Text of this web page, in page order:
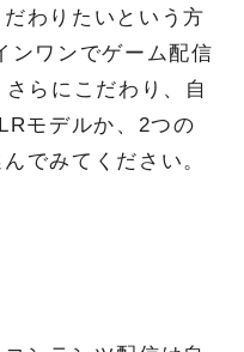
わりたいという方
ンワンでゲーム配信
らにこだわり、自
モデルか、2つの
でみてください。